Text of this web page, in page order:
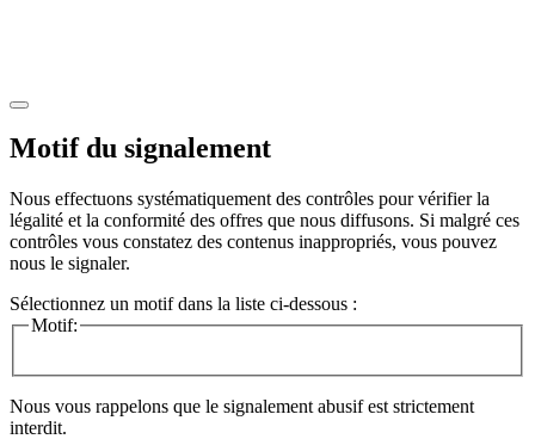
Motif du signalement
Nous effectuons systématiquement des contrôles pour vérifier la
légalité et la conformité des offres que nous diffusons. Si malgré ces
contrôles vous constatez des contenus inappropriés, vous pouvez
nous le signaler.
Sélectionnez un motif dans la liste ci-dessous :
Motif:
Nous vous rappelons que le signalement abusif est strictement
interdit.